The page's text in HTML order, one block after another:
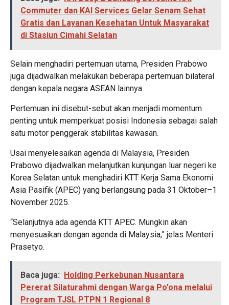
Commuter dan KAI Services Gelar Senam Sehat
Gratis dan Layanan Kesehatan Untuk Masyarakat
di Stasiun Cimahi Selatan
Selain menghadiri pertemuan utama, Presiden Prabowo
juga dijadwalkan melakukan beberapa pertemuan bilateral
dengan kepala negara ASEAN lainnya.
Pertemuan ini disebut-sebut akan menjadi momentum
penting untuk memperkuat posisi Indonesia sebagai salah
satu motor penggerak stabilitas kawasan.
Usai menyelesaikan agenda di Malaysia, Presiden
Prabowo dijadwalkan melanjutkan kunjungan luar negeri ke
Korea Selatan untuk menghadiri KTT Kerja Sama Ekonomi
Asia Pasifik (APEC) yang berlangsung pada 31 Oktober–1
November 2025.
“Selanjutnya ada agenda KTT APEC. Mungkin akan
menyesuaikan dengan agenda di Malaysia,” jelas Menteri
Prasetyo.
Baca juga: Holding Perkebunan Nusantara
Pererat Silaturahmi dengan Warga Po’ona melalui
Program TJSL PTPN 1 Regional 8